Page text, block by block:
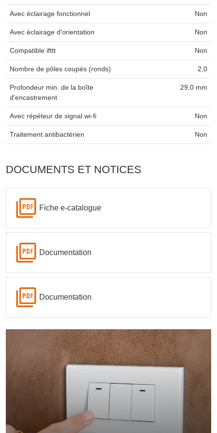
Avec éclairage fonctionnel Non
Avec éclairage d'orientation Non
Compatible ifttt Non
Nombre de pôles coupés (ronds) 2,0
Profondeur min. de la boîte
d'encastrement
29,0 mm
Avec répéteur de signal wi-fi Non
Traitement antibactérien Non
DOCUMENTS ET NOTICES
Fiche e-catalogue
Documentation
Documentation